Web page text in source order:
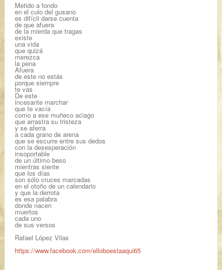
Metido a fondo
en el culo del gusano
es difícil darse cuenta
de que afuera
de la mierda que tragas
existe
una vida
que quizá
merezca
la pena
Afuera
de este no estás
porque siempre
te vas
De este
incesante marchar
que te vacía
como a ese muñeco aciago
que arrastra su tristeza
y se aferra
a cada grano de arena
que se escurre entre sus dedos
con la desesperación
insoportable
de un último beso
mientras siente
que los días
son sólo cruces marcadas
en el otoño de un calendario
y que la derrota
es esa palabra
donde nacen
muertos
cada uno
de sus versos
Rafael López Vilas
https://www.facebook.com/elloboestaaqui65